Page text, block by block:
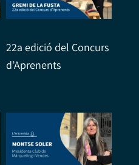
22a edició del Concurs
d’Aprenents